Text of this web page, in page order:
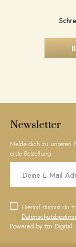
Newsletter
Melde dich zu unseren
erste Bestellung.
Hiermit stimmst du
Powered by tzn Digital